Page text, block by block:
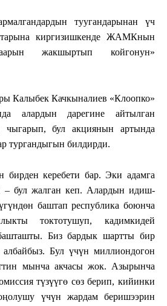
туугандарынан үч
киргизишкенде ЖАМКнын
жакшыртып койгонун»
Калыбек Качкыналиев «Клоопко»
алардын дарегине айтылган
чыгарып, бул акциянын артында
тургандыгын билдирди.
бирден керебети бар. Эки адамга
– бул жалган кеп. Алардын идиш-
баштап республика боюнча
токтотушуп, кадимкидей
Биз бардык шартты бир
Бул үчүн миллиондогон
мынча акчасы жок. Азырынча
түзүүгө сөз берип, кийинки
үчүн жардам беришээрин